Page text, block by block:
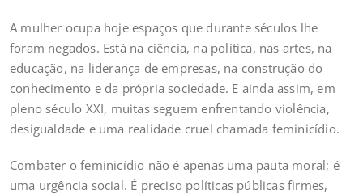
A mulher ocupa hoje espaços que durante séculos lhe
foram negados. Está na ciência, na política, nas artes, na
educação, na liderança de empresas, na construção do
conhecimento e da própria sociedade. E ainda assim, em
pleno século XXI, muitas seguem enfrentando violência,
desigualdade e uma realidade cruel chamada feminicídio.
Combater o feminicídio não é apenas uma pauta moral; é
uma urgência social. É preciso políticas públicas firmes,